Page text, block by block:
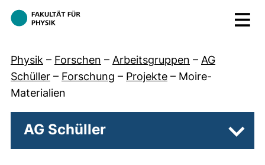
Menü
Physik – Forschen – Arbeitsgruppen – AG
Schüller – Forschung – Projekte – Moire-
Materialien
AG Schüller